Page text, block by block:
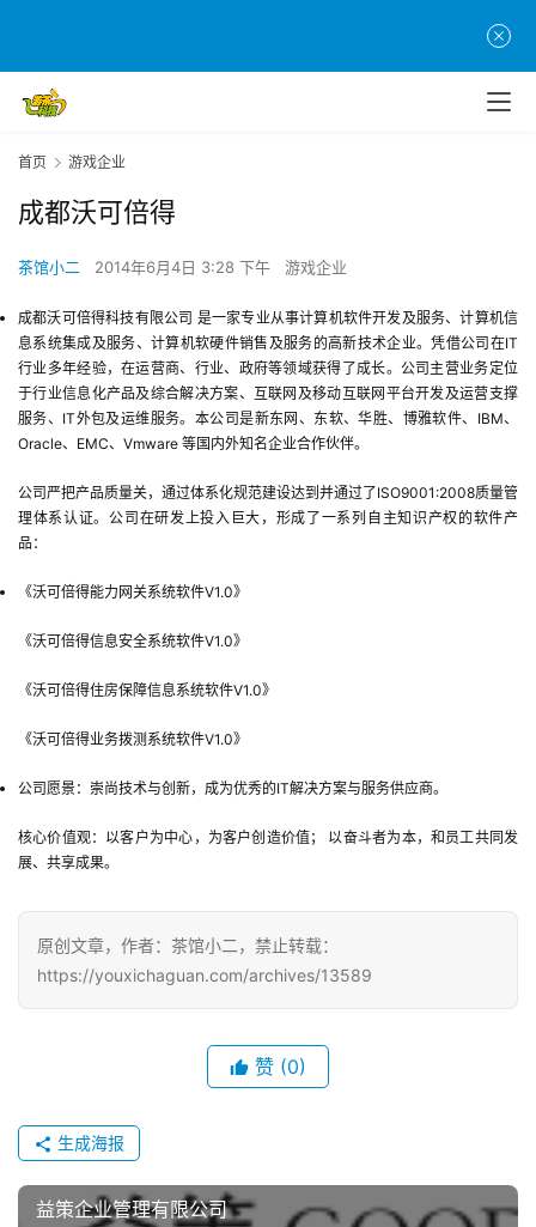
页
游
茶
原
创
游
戏
业
手
游
戏
单
游
休
闲
游
0
2
5
第
首页 游戏企业
成都沃可倍得
茶馆小二 2014年6月4日 3:28 下午 游戏企业
成都沃可倍得科技有限公司 是一家专业从事计算机软件开发及服务、计算机信
息系统集成及服务、计算机软硬件销售及服务的高新技术企业。凭借公司在IT
行业多年经验，在运营商、行业、政府等领域获得了成长。公司主营业务定位
于行业信息化产品及综合解决方案、互联网及移动互联网平台开发及运营支撑
服务、IT外包及运维服务。本公司是新东网、东软、华胜、博雅软件、IBM、
Oracle、EMC、Vmware 等国内外知名企业合作伙伴。
公司严把产品质量关，通过体系化规范建设达到并通过了ISO9001:2008质量管
理体系认证。公司在研发上投入巨大，形成了一系列自主知识产权的软件产
品：
《沃可倍得能力网关系统软件V1.0》
《沃可倍得信息安全系统软件V1.0》
《沃可倍得住房保障信息系统软件V1.0》
《沃可倍得业务拨测系统软件V1.0》
公司愿景：崇尚技术与创新，成为优秀的IT解决方案与服务供应商。
核心价值观：以客户为中心，为客户创造价值； 以奋斗者为本，和员工共同发
展、共享成果。
原创文章，作者：茶馆小二，禁止转载：
https://youxichaguan.com/archives/13589
赞 (0)
生成海报
益策企业管理有限公司